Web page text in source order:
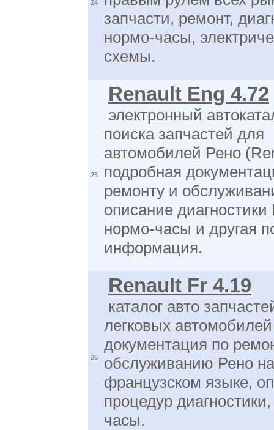
24
запчасти, ремонт,
нормо-часы,
схемы.
25
Renault Eng 4.72
электронный
поиска запчастей для
автомобилей Рено
подробная
ремонту и
описание
нормо-часы и другая
информация.
26
Renault Fr 4.19
каталог авто
легковых
документация по
обслуживанию Рено на
французском языке,
процедур
часы.